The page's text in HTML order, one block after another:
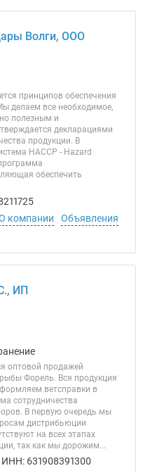
Волги, ООО
принципов обеспечения
делаем все необходимое,
полезным и
декларациями
продукции. В
НАССР - Hazard
обеспечить
компании
Объявления
ИП
оптовой продажей
Форель. Вся продукция
ветсправки в
сотрудничества
В первую очередь мы
дистрибьюции
на всех этапах
так как мы дорожим...
631908391300